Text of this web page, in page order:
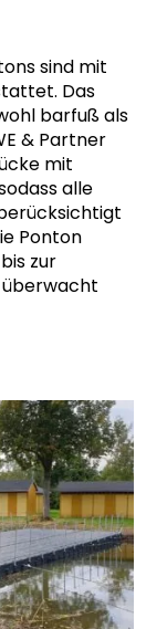
sind mit
Das
barfuß als
& Partner
mit
alle
Ponton
zur